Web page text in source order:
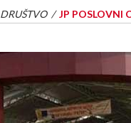
DRUŠTVO /JP POSLOVNI